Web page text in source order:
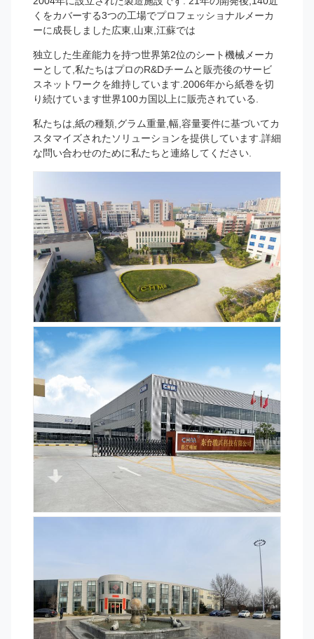
くをカバーする3つの工場でプロフェッショナルメーカ
ーに成長しました広東,山東,江蘇では
独立した生産能力を持つ世界第2位のシート機械メーカ
ーとして,私たちはプロのR&Dチームと販売後のサービ
スネットワークを維持しています.2006年から紙巻を切
り続けています世界100カ国以上に販売されている.
私たちは,紙の種類,グラム重量,幅,容量要件に基づいてカ
スタマイズされたソリューションを提供しています.詳細
な問い合わせのために私たちと連絡してください.